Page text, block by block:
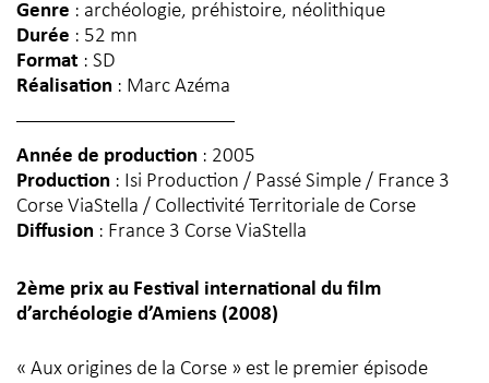
Genre : archéologie, préhistoire, néolithique
Durée : 52 mn
Format : SD
Réalisation : Marc Azéma
Année de production : 2005
Production : Isi Production / Passé Simple / France 3
Corse ViaStella / Collectivité Territoriale de Corse
Diffusion : France 3 Corse ViaStella
2ème prix au Festival international du film
d’archéologie d’Amiens (2008)
« Aux origines de la Corse » est le premier épisode